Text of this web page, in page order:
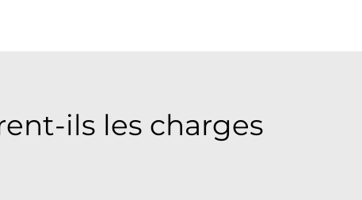
ils les charges